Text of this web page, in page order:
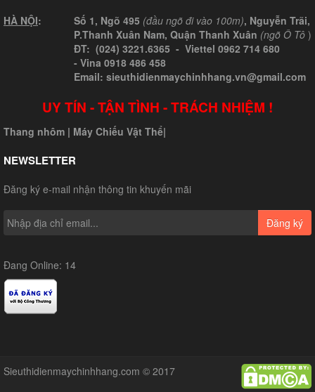
HÀ NỘI: Số 1, Ngõ 495 (đầu ngõ đi vào 100m), Nguyễn Trãi,
P.Thanh Xuân Nam, Quận Thanh Xuân (ngõ Ô Tô )
ĐT: (024) 3221.6365 - Viettel 0962 714 680
- Vina 0918 486 458
Email: sieuthidienmaychinhhang.vn@gmail.com
UY TÍN - TẬN TÌNH - TRÁCH NHIỆM !
Thang nhôm | Máy Chiếu Vật Thể|
NEWSLETTER
Đăng ký e-mail nhận thông tin khuyến mãi
Đăng ký
Đang Online: 14
Sieuthidienmaychinhhang.com © 2017